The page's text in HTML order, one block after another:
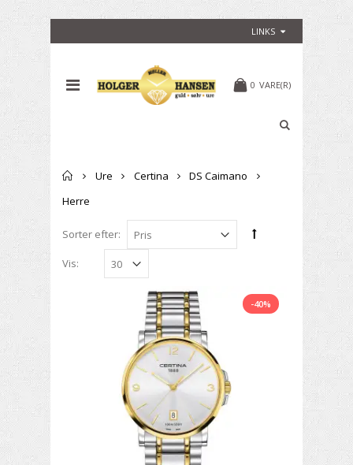
LINKS
0 VARE(R)
Forside
Ure Certina
DS Caimano
Herre
Sorter efter:
Vis:
-40%